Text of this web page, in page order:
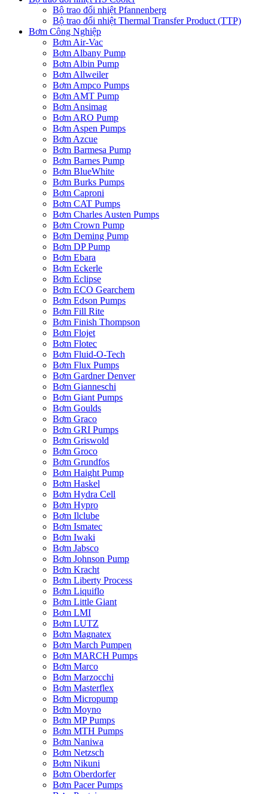
Bộ trao đổi nhiệt Pfannenberg
Bộ trao đổi nhiệt Thermal Transfer Product (TTP)
Bơm Công Nghiệp
Bơm Air-Vac
Bơm Albany Pump
Bơm Albin Pump
Bơm Allweiler
Bơm Ampco Pumps
Bơm AMT Pump
Bơm Ansimag
Bơm ARO Pump
Bơm Aspen Pumps
Bơm Azcue
Bơm Barmesa Pump
Bơm Barnes Pump
Bơm BlueWhite
Bơm Burks Pumps
Bơm Caproni
Bơm CAT Pumps
Bơm Charles Austen Pumps
Bơm Crown Pump
Bơm Deming Pump
Bơm DP Pump
Bơm Ebara
Bơm Eckerle
Bơm Eclipse
Bơm ECO Gearchem
Bơm Edson Pumps
Bơm Fill Rite
Bơm Finish Thompson
Bơm Flojet
Bơm Flotec
Bơm Fluid-O-Tech
Bơm Flux Pumps
Bơm Gardner Denver
Bơm Gianneschi
Bơm Giant Pumps
Bơm Goulds
Bơm Graco
Bơm GRI Pumps
Bơm Griswold
Bơm Groco
Bơm Grundfos
Bơm Haight Pump
Bơm Haskel
Bơm Hydra Cell
Bơm Hypro
Bơm Ilclube
Bơm Ismatec
Bơm Iwaki
Bơm Jabsco
Bơm Johnson Pump
Bơm Kracht
Bơm Liberty Process
Bơm Liquiflo
Bơm Little Giant
Bơm LMI
Bơm LUTZ
Bơm Magnatex
Bơm March Pumpen
Bơm MARCH Pumps
Bơm Marco
Bơm Marzocchi
Bơm Masterflex
Bơm Micropump
Bơm Moyno
Bơm MP Pumps
Bơm MTH Pumps
Bơm Naniwa
Bơm Netzsch
Bơm Nikuni
Bơm Oberdorfer
Bơm Pacer Pumps